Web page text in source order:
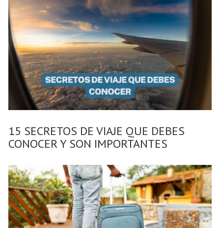
15 SECRETOS DE VIAJE QUE DEBES
CONOCER Y SON IMPORTANTES